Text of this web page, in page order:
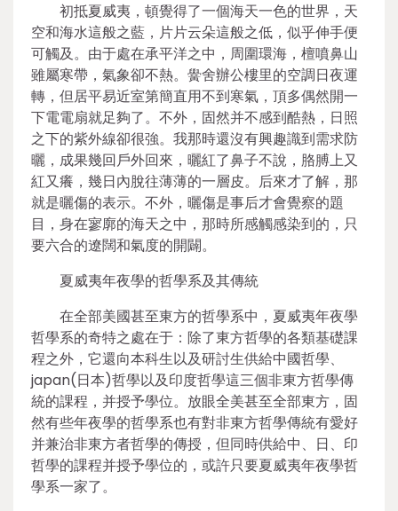
初抵夏威夷，頓覺得了一個海天一色的世界，天
空和海水這般之藍，片片云朵這般之低，似乎伸手便
可觸及。由于處在承平洋之中，周圍環海，檀噴鼻山
雖屬寒帶，氣象卻不熱。黌舍辦公樓里的空調日夜運
轉，但居平易近室第簡直用不到寒氣，頂多偶然開一
下電電扇就足夠了。不外，固然并不感到酷熱，日照
之下的紫外線卻很強。我那時還沒有興趣識到需求防
曬，成果幾回戶外回來，曬紅了鼻子不說，胳膊上又
紅又癢，幾日內脫往薄薄的一層皮。后來才了解，那
就是曬傷的表示。不外，曬傷是事后才會覺察的題
目，身在寥廓的海天之中，那時所感觸感染到的，只
要六合的遼闊和氣度的開闢。
夏威夷年夜學的哲學系及其傳統
在全部美國甚至東方的哲學系中，夏威夷年夜學
哲學系的奇特之處在于：除了東方哲學的各類基礎課
程之外，它還向本科生以及研討生供給中國哲學、
japan(日本)哲學以及印度哲學這三個非東方哲學傳
統的課程，并授予學位。放眼全美甚至全部東方，固
然有些年夜學的哲學系也有對非東方哲學傳統有愛好
并兼治非東方者哲學的傳授，但同時供給中、日、印
哲學的課程并授予學位的，或許只要夏威夷年夜學哲
學系一家了。